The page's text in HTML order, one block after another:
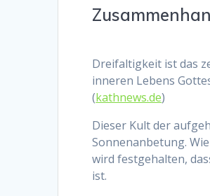
Dreifaltigkeit ist das
inneren Lebens
(kathnews.de)
Dieser Kult der
Sonnenanbetung.
wird festgehalten,
ist.